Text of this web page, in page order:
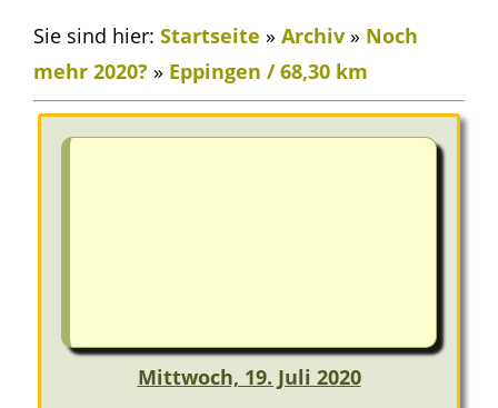
Sie sind hier: Startseite » Archiv » Noch
mehr 2020? » Eppingen / 68,30 km
Mittwoch, 19. Juli 2020